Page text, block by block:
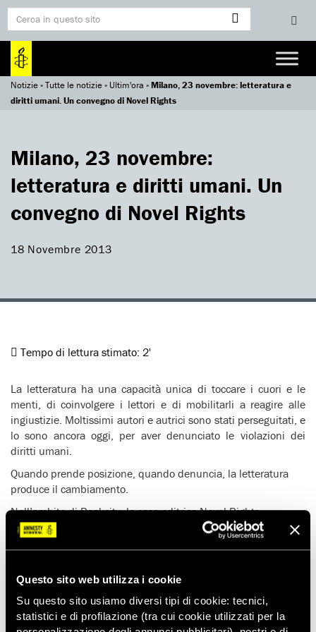
Questo sito web utilizza i cookie
Su questo sito usiamo diversi tipi di cookie: tecnici,
statistici e di profilazione (tra cui cookie utilizzati per la
Notizie»Tutte le notizie» Ultim'ora »Milano, 23 novembre: letteratura e
diritti umani. Un convegno di Novel Rights
Milano, 23 novembre:
letteratura e diritti umani. Un
convegno di Novel Rights
18 Novembre 2013
Tempo di lettura stimato: 2'
La letteratura ha una capacità unica di toccare i cuori e le
menti, di coinvolgere i lettori e di mobilitarli a reagire alle
ingiustizie. Moltissimi autori e autrici sono stati perseguitati, e
lo sono ancora oggi, per aver denunciato le violazioni dei
diritti umani.
Quando prende posizione, quando denuncia, la letteratura
produce il cambiamento.
Nell’ambito di Bookcity, la casa editrice Novel Rights
organizza sabato 23 novembre a Milano l’incontro ‘Il potere
della letteratura e i diritti umani’, con la presenza di:
Marina Nemat, autrice irano-canadese de ‘La prigioniera di
Teheran’ (Cairo editore),’Dopo Teheran’ (Cairo editore) e
‘Leila’ (Novel Rights)